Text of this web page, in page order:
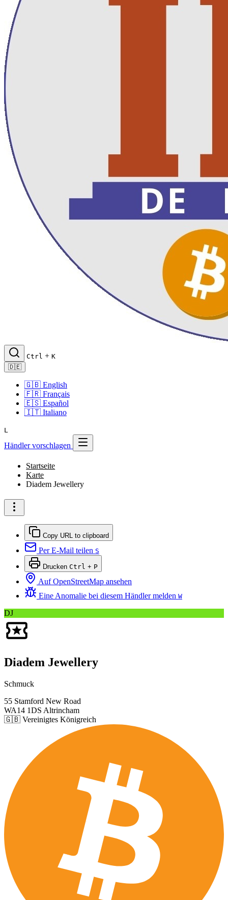
Ctrl + K
🇩🇪
🇬🇧 English
🇫🇷 Français
🇪🇸 Español
🇮🇹 Italiano
L
Händler vorschlagen
Startseite
Karte
Diadem Jewellery
Copy URL to clipboard
Per E-Mail teilen S
Drucken Ctrl + P
Auf OpenStreetMap ansehen
Eine Anomalie bei diesem Händler melden W
DJ
Diadem Jewellery
Schmuck
55 Stamford New Road
WA14 1DS Altrincham
🇬🇧 Vereinigtes Königreich